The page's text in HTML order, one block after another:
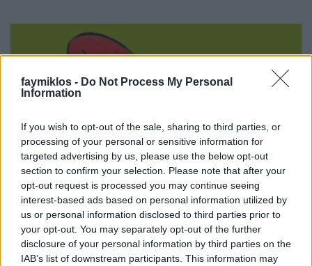
faymiklos - Do Not Process My Personal
Information
If you wish to opt-out of the sale, sharing to third parties, or
processing of your personal or sensitive information for
targeted advertising by us, please use the below opt-out
section to confirm your selection. Please note that after your
opt-out request is processed you may continue seeing
interest-based ads based on personal information utilized by
us or personal information disclosed to third parties prior to
your opt-out. You may separately opt-out of the further
disclosure of your personal information by third parties on the
IAB’s list of downstream participants. This information may